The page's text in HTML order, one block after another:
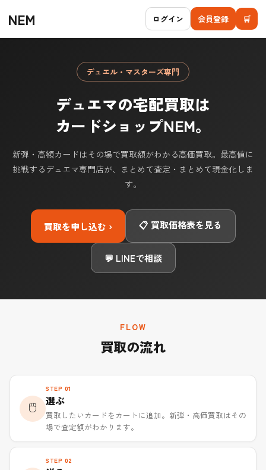
NEM ログイン 会員登録 🛒
デュエル・マスターズ専門
デュエマの宅配買取は
カードショップNEM。
新弾・高額カードはその場で買取額がわかる高価買取。最高値に
挑戦するデュエマ専門店が、まとめて査定・まとめて現金化しま
す。
買取を申し込む › 📋 買取価格表を見る
💬 LINEで相談
FLOW
買取の流れ
🖱️
STEP 01
選ぶ
買取したいカードをカートに追加。新弾・高価買取はその
場で査定額がわかります。
STEP 02